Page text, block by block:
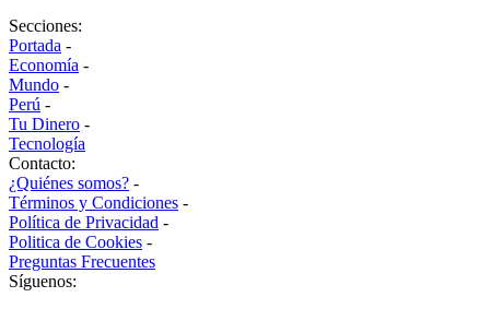
Secciones:
Portada -
Economía -
Mundo -
Perú -
Tu Dinero -
Tecnología
Contacto:
¿Quiénes somos? -
Términos y Condiciones -
Política de Privacidad -
Politica de Cookies -
Preguntas Frecuentes
Síguenos: